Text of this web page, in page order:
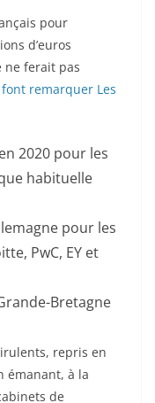
pour
d’euros
ne ferait pas
remarquer Les
2020 pour les
habituelle
pour les
PwC, EY et
Bretagne
repris en
émanant, à la
de